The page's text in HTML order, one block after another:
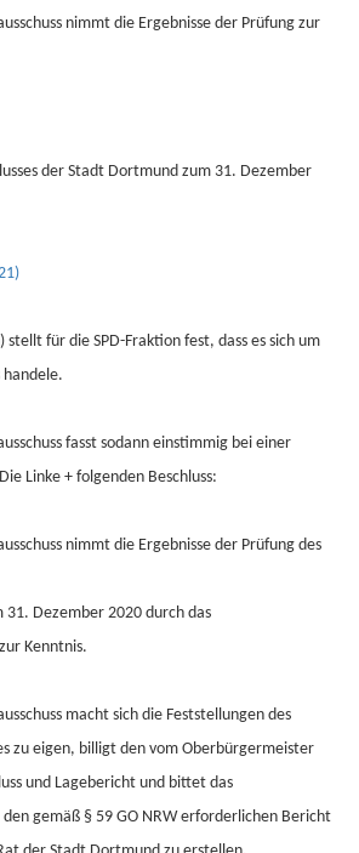
nimmt die Ergebnisse der Prüfung zur
der Stadt Dortmund zum 31. Dezember
stellt für die SPD-Fraktion fest, dass es sich um
handele.
fasst sodann einstimmig bei einer
Linke + folgenden Beschluss:
nimmt die Ergebnisse der Prüfung des
Dezember 2020 durch das
Kenntnis.
macht sich die Feststellungen des
zu eigen, billigt den vom Oberbürgermeister
und Lagebericht und bittet das
gemäß § 59 GO NRW erforderlichen Bericht